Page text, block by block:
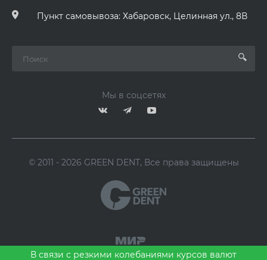
Пункт самовывоза: Хабаровск, Целинная ул., 8В
Мы в соцсетях
© 2011 - 2026 GREEN DENT, Все права защищены
В связи с резкими колебаниями курсов валют